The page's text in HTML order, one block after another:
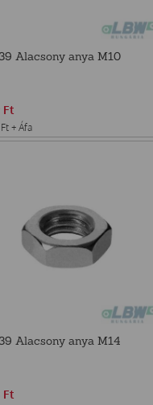
Alacsony anya M10
Ft
Ft + Áfa
Alacsony anya M14
Ft